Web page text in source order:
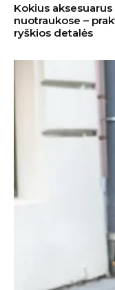
Kokius
nuotraukose –
ryškios detalės